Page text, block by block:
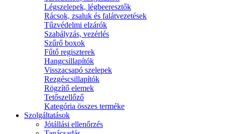
Légszelepek, légbeeresztők
Rácsok, zsaluk és falátvezetések
Tűzvédelmi elzárók
Szabályzás, vezérlés
Szűrő boxok
Fűtő regiszterek
Hangcsillapítók
Visszacsapó szelepek
Rezgéscsillapítók
Rögzítő elemek
Tetőszellőző
Kategória összes terméke
Szolgáltatások
Jótállási ellenőrzés